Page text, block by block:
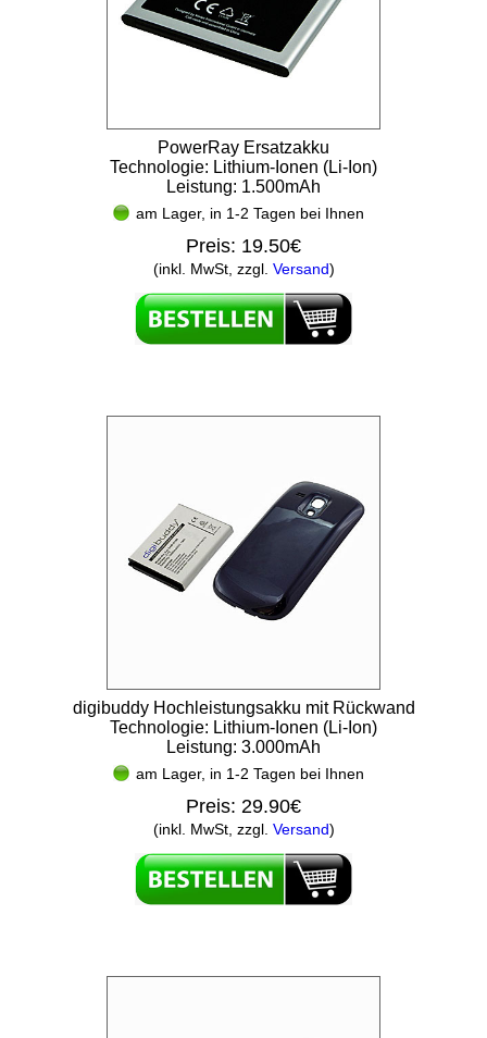
PowerRay Ersatzakku
Technologie: Lithium-Ionen (Li-Ion)
Leistung: 1.500mAh
am Lager, in 1-2 Tagen bei Ihnen
Preis: 19.50€
(inkl. MwSt, zzgl. Versand)
digibuddy Hochleistungsakku mit Rückwand
Technologie: Lithium-Ionen (Li-Ion)
Leistung: 3.000mAh
am Lager, in 1-2 Tagen bei Ihnen
Preis: 29.90€
(inkl. MwSt, zzgl. Versand)